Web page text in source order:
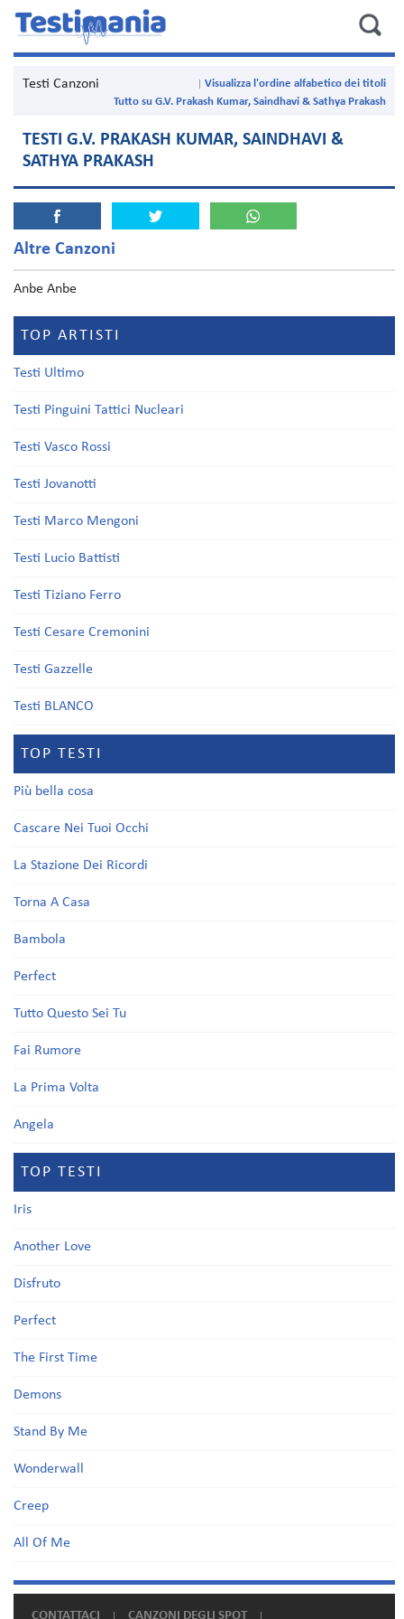
Testi Canzoni
Visualizza l'ordine alfabetico dei titoli
Tutto su G.V. Prakash Kumar, Saindhavi & Sathya Prakash
TESTI G.V. PRAKASH KUMAR, SAINDHAVI &
SATHYA PRAKASH
Altre Canzoni
Anbe Anbe
TOP ARTISTI
Testi Ultimo
Testi Pinguini Tattici Nucleari
Testi Vasco Rossi
Testi Jovanotti
Testi Marco Mengoni
Testi Lucio Battisti
Testi Tiziano Ferro
Testi Cesare Cremonini
Testi Gazzelle
Testi BLANCO
TOP TESTI
Più bella cosa
Cascare Nei Tuoi Occhi
La Stazione Dei Ricordi
Torna A Casa
Bambola
Perfect
Tutto Questo Sei Tu
Fai Rumore
La Prima Volta
Angela
TOP TESTI
Iris
Another Love
Disfruto
Perfect
The First Time
Demons
Stand By Me
Wonderwall
Creep
All Of Me
CONTATTACI CANZONI DEGLI SPOT